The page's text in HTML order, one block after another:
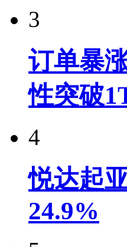
3
订单暴
性突破
4
悦达起
24.9%